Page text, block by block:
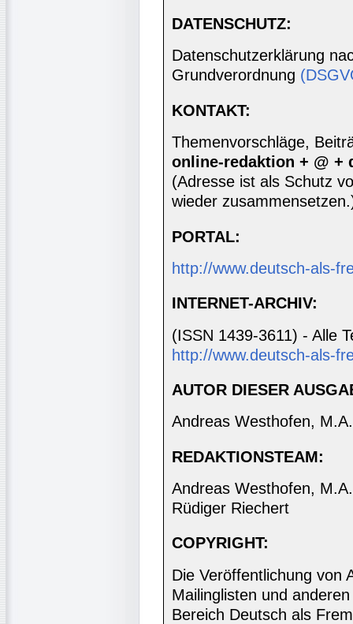
DATENSCHUTZ:
Datenschutzerklärung
Grundverordnung
KONTAKT:
Themenvorschläge,
online-redaktion + @ +
(Adresse ist als Schutz
wieder
PORTAL:
http://www.deutsch-als-
INTERNET-ARCHIV:
(ISSN 1439-3611) - Alle
http://www.deutsch-als-
AUTOR DIESER
Andreas Westhofen, M.A.
REDAKTIONSTEAM:
Andreas Westhofen,
Rüdiger Riechert
COPYRIGHT:
Die Veröffentlichung von
Mailinglisten und
Bereich Deutsch als